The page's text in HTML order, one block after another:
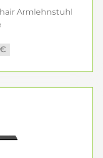
Armlehnstuhl